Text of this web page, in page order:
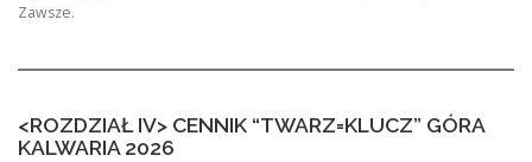
Zawsze.
<ROZDZIAŁ IV> CENNIK “TWARZ=KLUCZ” GÓRA
KALWARIA 2026